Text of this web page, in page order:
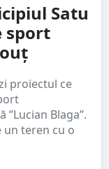
Satu
sport
proiectul ce
Blaga”.
teren cu o